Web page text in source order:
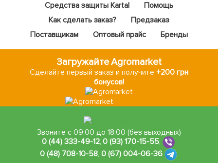
Средства защиты Kartal
Помощь
Как сделать заказ?
Предзаказ
Поставщикам
Оптовый прайс Бренды
Загружайте Agromarket
Сделайте первый заказ и получите +200 грн
бонусов!
Звоните с 09:00 до 18:00 (без выходных)
0 (44) 333-49-12,0 (93) 170-15-55,
0 (48) 708-10-58, 0 (67) 004-06-36